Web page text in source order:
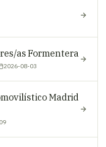
as Formentera
2026-08-03
Madrid